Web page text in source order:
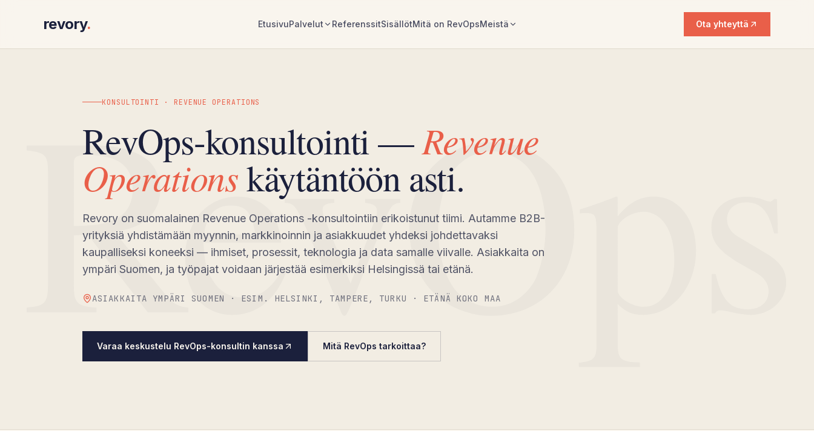
revory. EtusivuPalvelut ReferenssitSisällötMitä on RevOpsMeistä Ota yhteyttä
RevOps
KONSULTOINTI · REVENUE OPERATIONS
RevOps-konsultointi —Revenue
Operationskäytäntöön asti.
Revory on suomalainen Revenue Operations -konsultointiin erikoistunut tiimi. Autamme B2B-
yrityksiä yhdistämään myynnin, markkinoinnin ja asiakkuudet yhdeksi johdettavaksi
kaupalliseksi koneeksi — ihmiset, prosessit, teknologia ja data samalle viivalle. Asiakkaita on
ympäri Suomen, ja työpajat voidaan järjestää esimerkiksi Helsingissä tai etänä.
ASIAKKAITA YMPÄRI SUOMEN · ESIM. HELSINKI, TAMPERE, TURKU · ETÄNÄ KOKO MAA
Varaa keskustelu RevOps-konsultin kanssa Mitä RevOps tarkoittaa?